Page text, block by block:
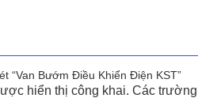
“Van Bướm Điều Khiển Điện KST”
hiển thị công khai. Các